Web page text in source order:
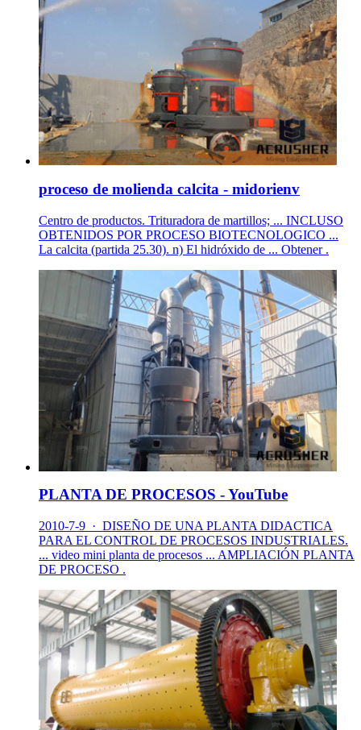
proceso de molienda calcita - midorienv
Centro de productos. Trituradora de martillos; ... INCLUSO
OBTENIDOS POR PROCESO BIOTECNOLOGICO ...
La calcita (partida 25.30). n) El hidróxido de ... Obtener .
PLANTA DE PROCESOS - YouTube
2010-7-9 · DISEÑO DE UNA PLANTA DIDACTICA
PARA EL CONTROL DE PROCESOS INDUSTRIALES.
... video mini planta de procesos ... AMPLIACIÓN PLANTA
DE PROCESO .